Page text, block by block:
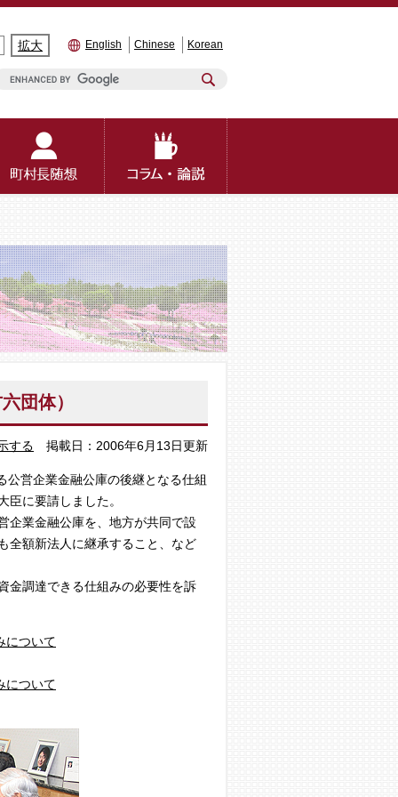
拡大 English Chinese Korean
団体）
する 掲載日：2006年6月13日更新
営企業金融公庫の後継となる仕組
に要請しました。
業金融公庫を、地方が共同で設
全額新法人に継承すること、など
調達できる仕組みの必要性を訴
について
について